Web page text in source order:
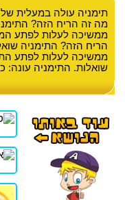
תימניה עולה במעלית
ממשיכה לעלות לפתע
ממשיכה לעלות לפתע
שואלות. התימניה עונה: כרוב אדום,